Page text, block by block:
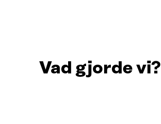
Vad gjorde vi?